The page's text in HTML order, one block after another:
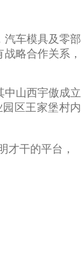
汽车模具及零部
略合作关系，
山西宇傲成立
区王家堡村内
才干的平台，